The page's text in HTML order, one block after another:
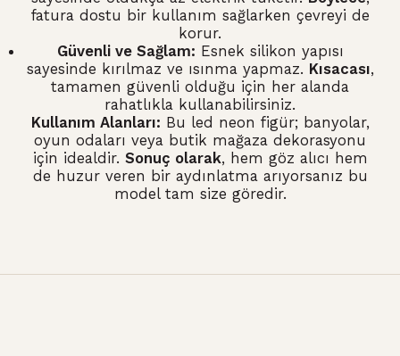
fatura dostu bir kullanım sağlarken çevreyi de
korur.
Güvenli ve Sağlam: Esnek silikon yapısı
sayesinde kırılmaz ve ısınma yapmaz. Kısacası,
tamamen güvenli olduğu için her alanda
rahatlıkla kullanabilirsiniz.
Kullanım Alanları: Bu led neon figür; banyolar,
oyun odaları veya butik mağaza dekorasyonu
için idealdir. Sonuç olarak, hem göz alıcı hem
de huzur veren bir aydınlatma arıyorsanız bu
model tam size göredir.